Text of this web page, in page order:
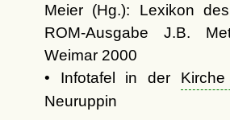
Meier (Hg.): Lexikon
ROM-Ausgabe J.B.
Weimar 2000
• Infotafel in der Kirche
Neuruppin